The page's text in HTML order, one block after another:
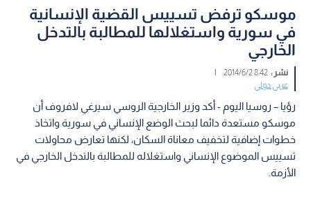
موسكو ترفض تسييس القضية الإنسانية
في سورية واستغلالها للمطالبة بالتدخل
الخارجي
نشر :8:42 2014/6/2
|
عربي دولي
رؤيا – روسيا اليوم - أكد وزير الخارجية الروسي سيرغي لافروف أن
موسكو مستعدة دائما لبحث الوضع الإنساني في سورية واتخاذ
خطوات إضافية لتخفيف معاناة السكان، لكنها تعارض محاولات
تسييس الموضوع الإنساني واستغلاله للمطالبة بالتدخل الخارجي في
الأزمة.